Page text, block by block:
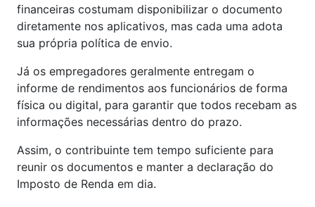
financeiras costumam disponibilizar o documento
diretamente nos aplicativos, mas cada uma adota
sua própria política de envio.
Já os empregadores geralmente entregam o
informe de rendimentos aos funcionários de forma
física ou digital, para garantir que todos recebam as
informações necessárias dentro do prazo.
Assim, o contribuinte tem tempo suficiente para
reunir os documentos e manter a declaração do
Imposto de Renda em dia.